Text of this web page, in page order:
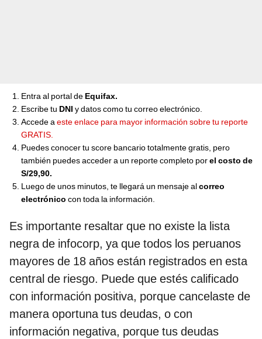
Entra al portal de Equifax.
Escribe tu DNI y datos como tu correo electrónico.
Accede a este enlace para mayor información sobre tu reporte
GRATIS.
Puedes conocer tu score bancario totalmente gratis, pero
también puedes acceder a un reporte completo porel costo de
S/29,90.
Luego de unos minutos, te llegará un mensaje alcorreo
electrónico con toda la información.
Es importante resaltar que no existe la lista
negra de infocorp, ya que todos los peruanos
mayores de 18 años están registrados en esta
central de riesgo. Puede que estés calificado
con información positiva, porque cancelaste de
manera oportuna tus deudas, o con
información negativa, porque tus deudas